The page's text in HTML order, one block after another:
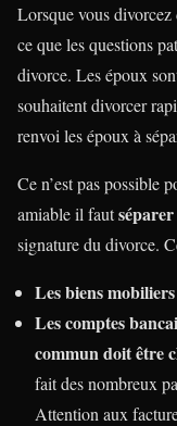
Lorsque vous divorcez
ce que les questions
divorce. Les époux
souhaitent divorcer
renvoi les époux à
Ce n’est pas possible
amiable il faut
signature du divorce.
Les biens
Les comptes
commun doit être
fait des nombreux
Attention aux